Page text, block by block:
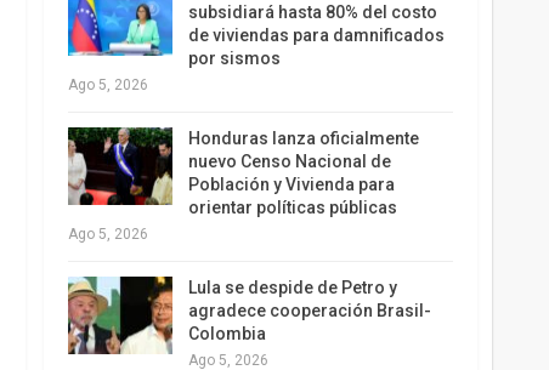
subsidiará hasta 80% del costo
de viviendas para damnificados
por sismos
Ago 5, 2026
Honduras lanza oficialmente
nuevo Censo Nacional de
Población y Vivienda para
orientar políticas públicas
Ago 5, 2026
Lula se despide de Petro y
agradece cooperación Brasil-
Colombia
Ago 5, 2026